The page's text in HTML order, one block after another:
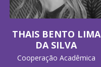
THAIS BENTO LIMA
DA SILVA
Cooperação Acadêmica